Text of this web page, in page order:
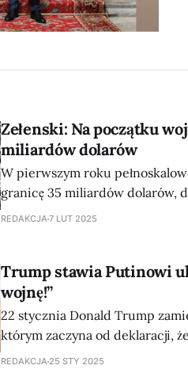
Zełenski: Na początku
miliardów dolarów
W pierwszym roku
granicę 35 miliardów dolarów,
europejskie, co jednocześnie
roku wojny obywatele Ukrainy
dolarów…
REDAKCJA7 LUT 2025
Trump stawia Putinowi
wojnę!”
22 stycznia Donald Trump
którym zaczyna od deklaracji,
Rosjan”, jednak wkrótce
REDAKCJA 25 STY 2025